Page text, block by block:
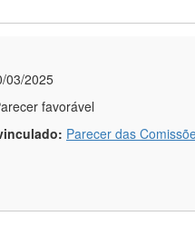
03/2025
favorável
Parecer das